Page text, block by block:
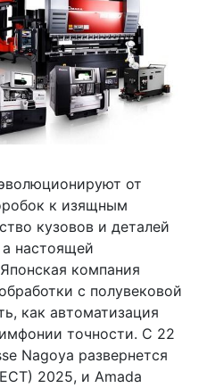
от
к изящным
кузовов и деталей
настоящей
компания
с полувековой
как автоматизация
точности. С 22
Nagoya развернется
2025, и Amada